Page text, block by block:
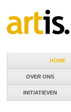
HOME
OVER ONS
INITIATIEVEN